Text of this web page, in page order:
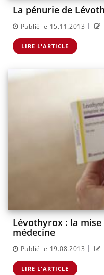
La pénurie de
Publié le 15.11.2013 |
LIRE L'ARTICLE
Lévothyrox : la mise
médecine
Publié le 19.08.2013 |
LIRE L'ARTICLE